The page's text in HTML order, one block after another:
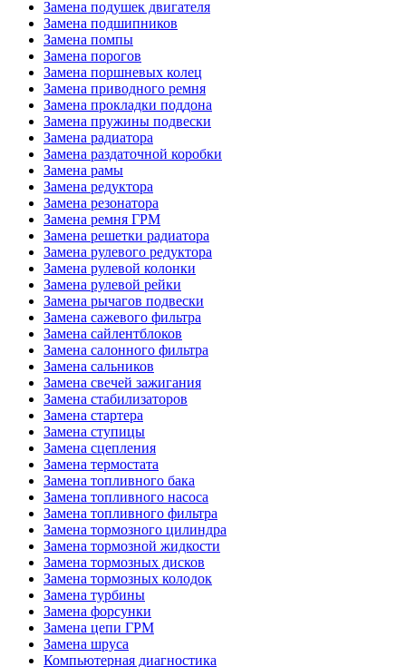
Замена подушек двигателя
Замена подшипников
Замена помпы
Замена порогов
Замена поршневых колец
Замена приводного ремня
Замена прокладки поддона
Замена пружины подвески
Замена радиатора
Замена раздаточной коробки
Замена рамы
Замена редуктора
Замена резонатора
Замена ремня ГРМ
Замена решетки радиатора
Замена рулевого редуктора
Замена рулевой колонки
Замена рулевой рейки
Замена рычагов подвески
Замена сажевого фильтра
Замена сайлентблоков
Замена салонного фильтра
Замена сальников
Замена свечей зажигания
Замена стабилизаторов
Замена стартера
Замена ступицы
Замена сцепления
Замена термостата
Замена топливного бака
Замена топливного насоса
Замена топливного фильтра
Замена тормозного цилиндра
Замена тормозной жидкости
Замена тормозных дисков
Замена тормозных колодок
Замена турбины
Замена форсунки
Замена цепи ГРМ
Замена шруса
Компьютерная диагностика